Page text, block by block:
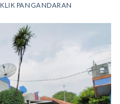
KLIK PANGANDARAN